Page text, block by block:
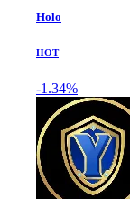
Holo
HOT
-1.34%